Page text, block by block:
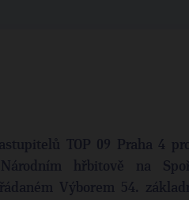
TOP 09 Praha 4
hřbitově na
Výborem 54.